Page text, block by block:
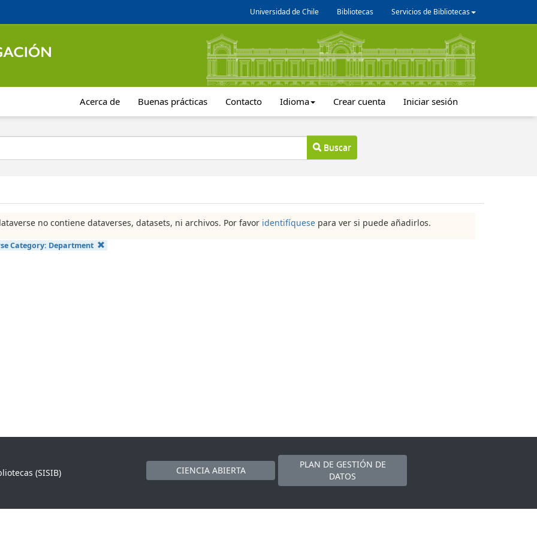
Universidad de Chile Bibliotecas Servicios de Bibliotecas
Acerca de Buenas prácticas Contacto Idioma Crear cuenta Iniciar sesión
Buscar
no contiene dataverses, datasets, ni archivos. Por favor identifíquese para ver si puede añadirlos.
Category: Department
(SISIB)
CIENCIA ABIERTA
PLAN DE GESTIÓN DE
DATOS